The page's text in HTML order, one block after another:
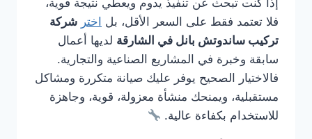
إذا كنت تبحث عن تنفيذ يدوم ويعطي نتيجة قوية،
فلا تعتمد فقط على السعر الأقل، بل اختر شركة
تركيب ساندوتش بانل في الشارقة لديها أعمال
سابقة وخبرة في المشاريع الصناعية والتجارية.
فالاختيار الصحيح يوفر عليك صيانة متكررة ومشاكل
مستقبلية، ويمنحك منشأة معزولة، قوية، وجاهزة
للاستخدام بكفاءة عالية.